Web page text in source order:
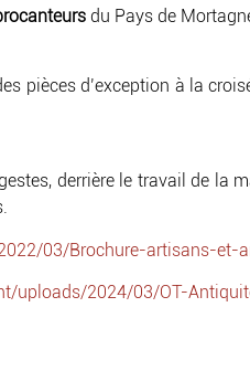
du Pays de
pièces d’exception à la
derrière le travail de la
03/Brochure-artisans-et-
uploads/2024/03/OT-